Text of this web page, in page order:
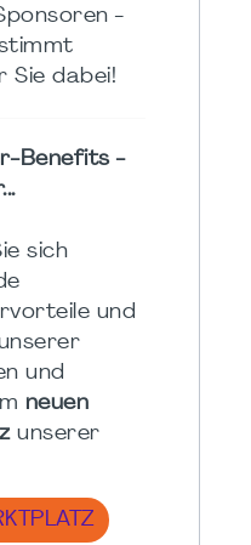
-
Sie dabei!
Benefits -
sich
und
und
neuen
unserer